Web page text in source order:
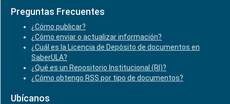
Preguntas Frecuentes
¿Cómo publicar?
¿Cómo enviar o actualizar información?
¿Cuál es la Licencia de Depósito de documentos en
SaberULA?
¿Qué es un Repositorio Institucional (RI)?
¿Cómo obtengo RSS por tipo de documentos?
Ubícanos